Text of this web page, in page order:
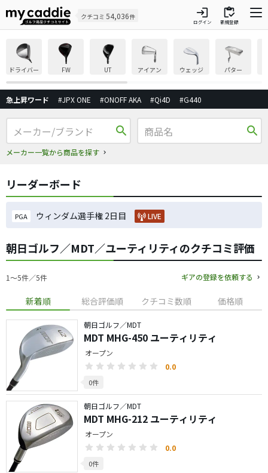
クチコミ 54,036件 login
ログイン
inventory
新規登録
ドライバー FW UT アイアン ウェッジ パター
急上昇ワード #JPX ONE #ONOFF AKA #Qi4D #G440
search
メーカー一覧から商品を探す
search
リーダーボード
PGA ウィンダム選手権 2日目 LIVE
朝日ゴルフ／MDT／ユーティリティのクチコミ評価
1〜5件／5件 ギアの登録を依頼する
新着順 総合評価順 クチコミ数順 価格順
朝日ゴルフ／MDT
MDT MHG-450 ユーティリティ
オープン
0.0
0件
朝日ゴルフ／MDT
MDT MHG-212 ユーティリティ
オープン
0.0
0件